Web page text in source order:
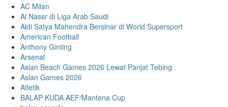
AC Milan
Al Nassr di Liga Arab Saudi
Aldi Satya Mahendra Bersinar di World Supersport
American Football
Anthony Ginting
Arsenal
Asian Beach Games 2026 Lewat Panjat Tebing
Asian Games 2026
Atletik
BALAP KUDA AEF/Mantena Cup